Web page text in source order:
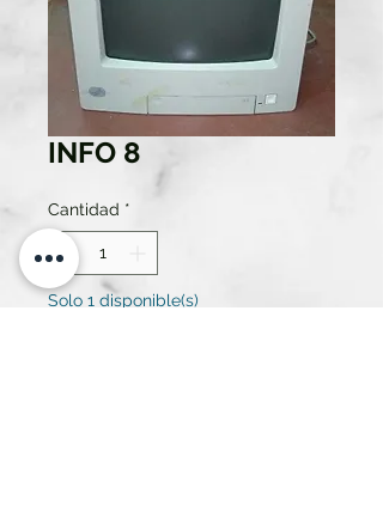
INFO 8
Cantidad *
Solo 1 disponible(s)